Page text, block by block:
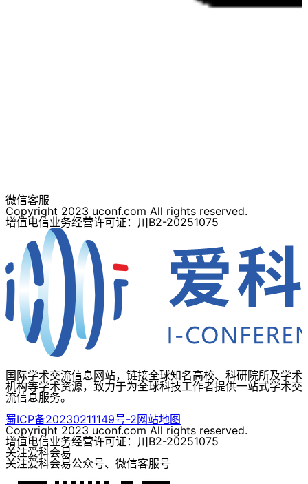
微信客服
Copyright 2023 uconf.com All rights reserved.
增值电信业务经营许可证：川B2-20251075
国际学术交流信息网站，链接全球知名高校、科研院所及学术
机构等学术资源，致力于为全球科技工作者提供一站式学术交
流信息服务。
蜀ICP备20230211149号-2网站地图
Copyright 2023 uconf.com All rights reserved.
增值电信业务经营许可证：川B2-20251075
关注爱科会易
关注爱科会易公众号、微信客服号